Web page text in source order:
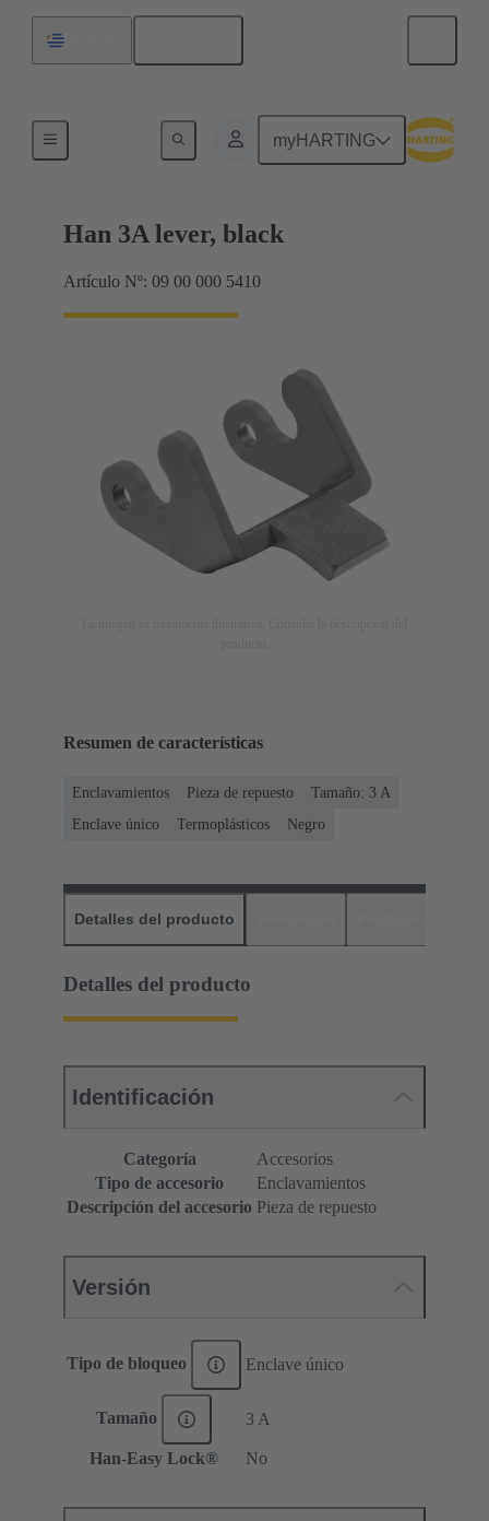
myHARTING
Sistemas de bloqueo
Han 3A lever, black
Artículo Nº: 09 00 000 5410
Resumen de características
Enclavamientos Pieza de repuesto
Tamaño: 3 A
Enclave único
Termoplásticos Negro
Detalles del producto
Detalles del producto
Identificación
Categoría
Accesorios
Tipo de accesorio
Enclavamientos
Descripción del accesorio Pieza de repuesto
Versión
Tipo de bloqueo Enclave único
Tamaño 3 A
Han-Easy Lock® No